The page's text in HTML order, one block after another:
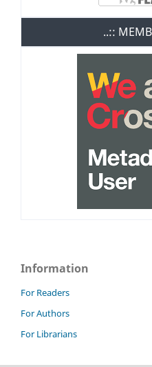
..::
Information
For Readers
For Authors
For Librarians